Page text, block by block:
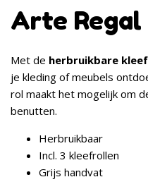
Arte
Met de herbruikbare
je kleding of meubels
rol maakt het mogelijk om
benutten.
Herbruikbaar
Incl. 3 kleefrollen
Grijs handvat